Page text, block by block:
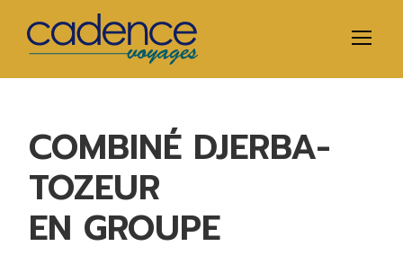
COMBINÉ DJERBA-
TOZEUR
EN GROUPE